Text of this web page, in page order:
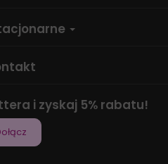
i zyskaj 5% rabatu!